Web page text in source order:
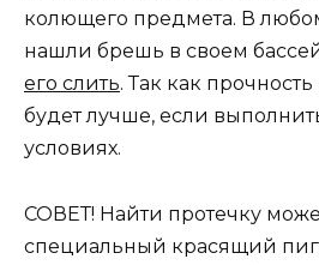
колющего предмета. В
нашли брешь в своем
его слить. Так как
будет лучше, если
условиях.
СОВЕТ! Найти протечку
специальный красящий